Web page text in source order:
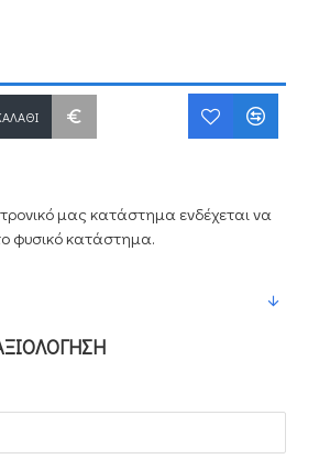
μας κατάστημα ενδέχεται να
φυσικό κατάστημα.